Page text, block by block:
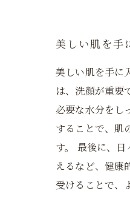
美しい肌を手
美しい肌を手に
は、洗顔が重要
必要な水分をし
することで、肌
す。 最後に、
えるなど、健康
受けることで、